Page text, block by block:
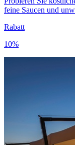
feine Saucen und
Rabatt
10%